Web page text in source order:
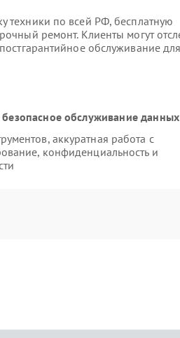
техники по всей РФ, бесплатную
ремонт. Клиенты могут
обслуживание для
обслуживание данных
аккуратная работа с
конфиденциальность и